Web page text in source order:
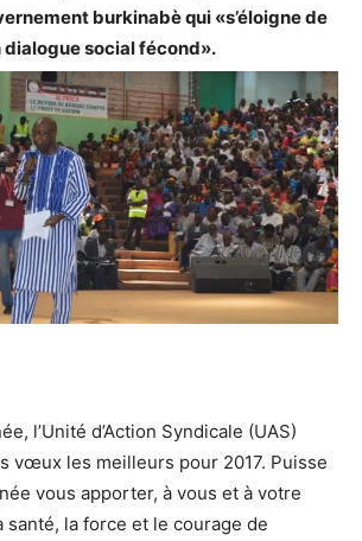
burkinabè qui «s’éloigne de
dialogue social fécond».
l’Unité d’Action Syndicale (UAS)
vœux les meilleurs pour 2017. Puisse
vous apporter, à vous et à votre
santé, la force et le courage de